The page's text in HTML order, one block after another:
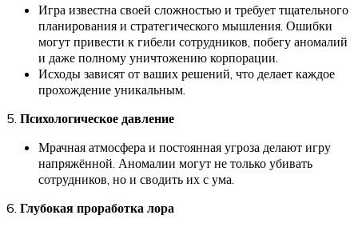
Игра известна своей сложностью и требует тщательного
планирования и стратегического мышления. Ошибки
могут привести к гибели сотрудников, побегу аномалий
и даже полному уничтожению корпорации.
Исходы зависят от ваших решений, что делает каждое
прохождение уникальным.
5. Психологическое давление
Мрачная атмосфера и постоянная угроза делают игру
напряжённой. Аномалии могут не только убивать
сотрудников, но и сводить их с ума.
6. Глубокая проработка лора